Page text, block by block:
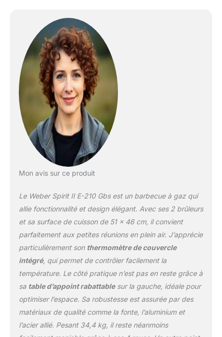
haute performance GS4
Un incontournable :
Préparez un dîner en
tête-à-tête ou recevez
quelques amis grâce à la
surface de cuisson de 51
x 46 cm ; les grilles en
fonte émaillée retiennent
la chaleur, assurent une
cuisson homogène, un
nettoyage facile et une
volaille et plus grâce aux
haute performance
Gourmet BBQ et GS4
Espace Optimisé : Le
design en chariot ouvert
offre davantage d’espace
ustensiles de cuisson /
La tablette latérale
gauche se replie pour
gagner de la place, ce qui
rend le barbecue idéal
même pour les petits
Mon avis sur ce produit
Le Weber Spirit II E-210 Gbs est un barbecue à gaz qui
allie fonctionnalité et design élégant. Avec ses 2 brûleurs
et sa surface de cuisson de 51 x 46 cm, il convient
parfaitement aux petites réunions en plein air. J’apprécie
particulièrement son thermomètre de couvercle
intégré, qui permet de contrôler facilement la
température. Le côté pratique n’est pas en reste grâce à
sa table d’appoint rabattablesur la gauche, idéale pour
optimiser l’espace. Sa robustesse est assurée par des
matériaux de qualité comme la fonte, l’aluminium et
l’acier allié. Pesant 34,4 kg, il reste néanmoins